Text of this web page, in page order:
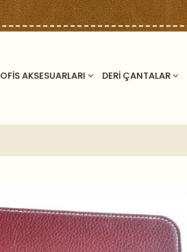
OFİS AKSESUARLARI
DERİ ÇANTALAR